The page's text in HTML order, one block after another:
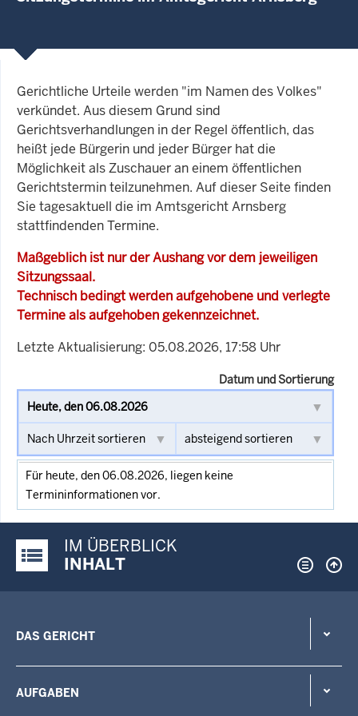
Gerichtliche Urteile werden "im Namen des Volkes"
verkündet. Aus diesem Grund sind
Gerichtsverhandlungen in der Regel öffentlich, das
heißt jede Bürgerin und jeder Bürger hat die
Möglichkeit als Zuschauer an einem öffentlichen
Gerichtstermin teilzunehmen. Auf dieser Seite finden
Sie tagesaktuell die im Amtsgericht Arnsberg
stattfindenden Termine.
Maßgeblich ist nur der Aushang vor dem jeweiligen
Sitzungssaal.
Technisch bedingt werden aufgehobene und verlegte
Termine als aufgehoben gekennzeichnet.
Letzte Aktualisierung: 05.08.2026, 17:58 Uhr
Datum und Sortierung
Für heute, den 06.08.2026, liegen keine
Termininformationen vor.
Justiz-Portal im Überblick:
IM ÜBERBLICK
INHALT
DAS GERICHT
AUFGABEN